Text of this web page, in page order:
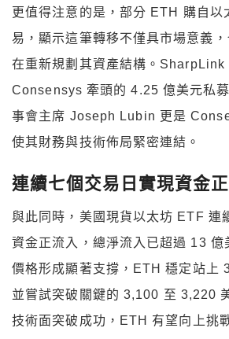
更值得注意的是，部分 ETH 購自以
易，顯示這筆轉移不僅具市場意義
在重新規劃其資產結構。 SharpLink
Consensys 牽頭的4.25 億美元私
事會主席 Joseph Lubin 更是
使其財務與技術佈局緊密連結。
連續七個交易日實現資金
與此同時，美國現貨以太坊 ETF 連
資金正流入，總淨流入已超過 13 億
價格形成顯著支撐， ETH穩定站上
並嘗試突破關鍵的 3,100 至 3,220
技術面突破成功， ETH 有望向上挑